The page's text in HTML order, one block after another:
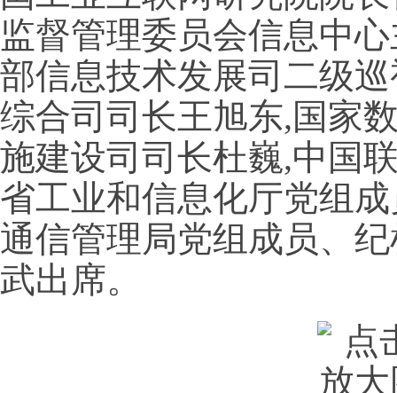
监督管理委员会信息中
部信息技术发展司二级
综合司司长王旭东,国家
施建设司司长杜巍,中国
省工业和信息化厅党组
通信管理局党组成员、
武出席。